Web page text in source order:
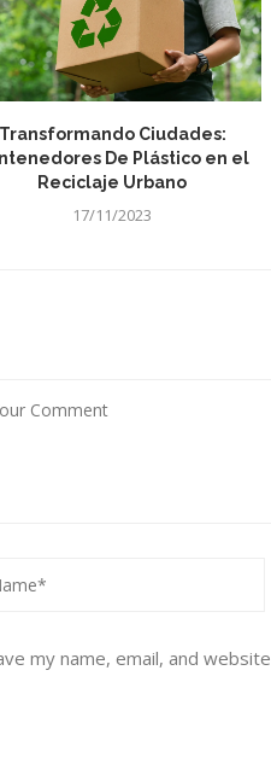
Transformando Ciudades:
De Plástico en el
Reciclaje Urbano
17/11/2023
my name, email, and